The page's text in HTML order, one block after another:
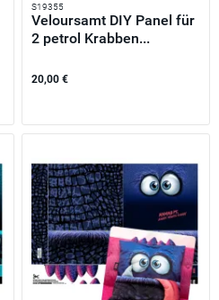
S19355
Veloursamt DIY Panel für
2 petrol Krabben...
20,00 €